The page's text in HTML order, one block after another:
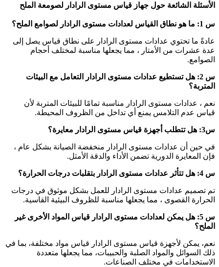
الأسئلة الشائعة حول جهاز قياس مستوى الرادار لصومعة الملح
س 1: ما هو نطاق القياس لعدادات مستوى الرادار لصوامع الملح؟
عادةً ما تحتوي عدادات مستوى الرادار على نطاق قياس يصل إلى
عدة عشرات من الأمتار ، مما يجعلها مناسبة لمختلف أحجام
الصوامع.
س 2: هل تستطيع عدادات مستوى الرادار التعامل مع البيئات
المتربة؟
نعم ، عدادات مستوى الرادار مناسبة تمامًا للبيئات المتربة لأن
قياس عدم التلامس يمنع أي تداخل من الظروف المحيطة.
س3: هل تتطلب أجهزة قياس مستوى الرادار معايرة؟
في حين أن عدادات مستوى الرادار منخفضة الصيانة بشكل عام ،
فإن المعايرة الدورية تضمن الأداء والدقة الأمثل.
س 4: هل تتأثر عدادات مستوى الرادار بتقلبات درجات الحرارة؟
تم تصميم عدادات مستوى الرادار للعمل بشكل موثوق في درجات
الحرارة القصوى ، مما يجعلها مناسبة للظروف البيئية القاسية.
س 5: هل يمكن لعدادات مستوى الرادار قياس المواد الأخرى غير
الملح؟
نعم، يمكن لأجهزة قياس مستوى الرادار قياس مواد مختلفة، بما في
ذلك السوائل والمواد الصلبة والحبيبات، مما يجعلها متعددة
الاستخدامات في مختلف الصناعات.